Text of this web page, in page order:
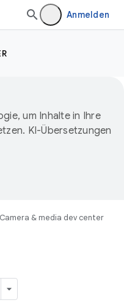
Anmelden
um Inhalte in Ihre
KI-Übersetzungen
Camera & media dev center